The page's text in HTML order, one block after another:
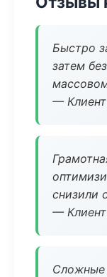
Быстро
затем
—
снизили
—
Сложные